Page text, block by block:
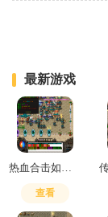
最新游戏
热血合击如何快速提升战力
查看